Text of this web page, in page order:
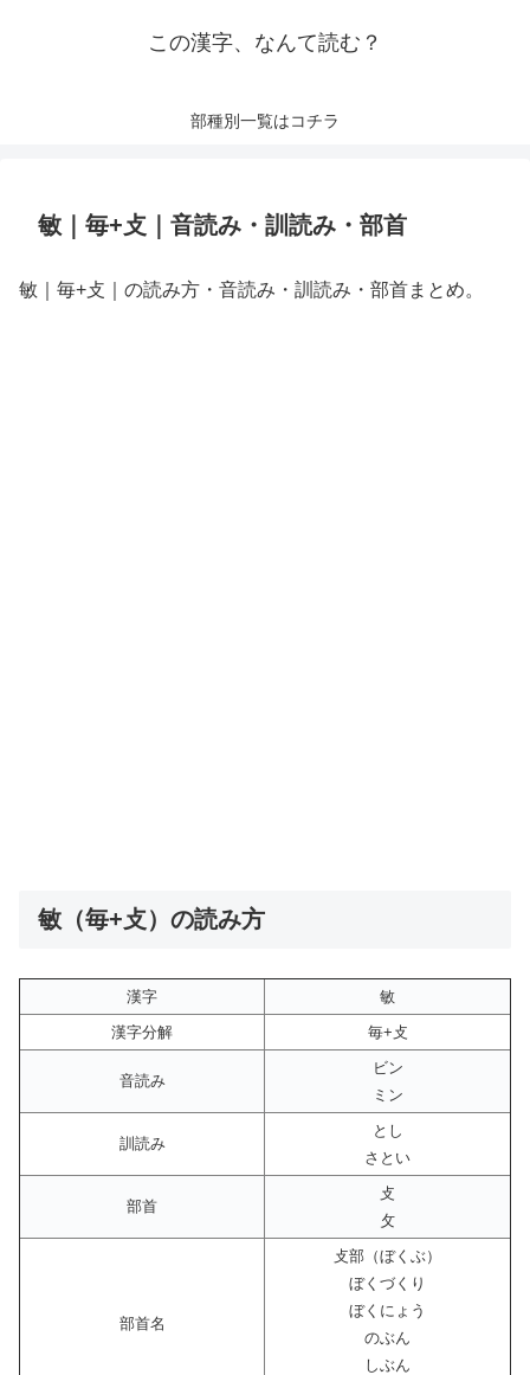
この漢字、なんて読む？
部種別一覧はコチラ
敏｜毎+攴｜音読み・訓読み・部首
敏｜毎+攴｜の読み方・音読み・訓読み・部首まとめ。
敏（毎+攴）の読み方
漢字
敏
漢字分解
毎+攴
音読み
ビン
ミン
訓読み
とし
さとい
部首
攴
攵
部首名
攴部（ぼくぶ）
ぼくづくり
ぼくにょう
のぶん
しぶん